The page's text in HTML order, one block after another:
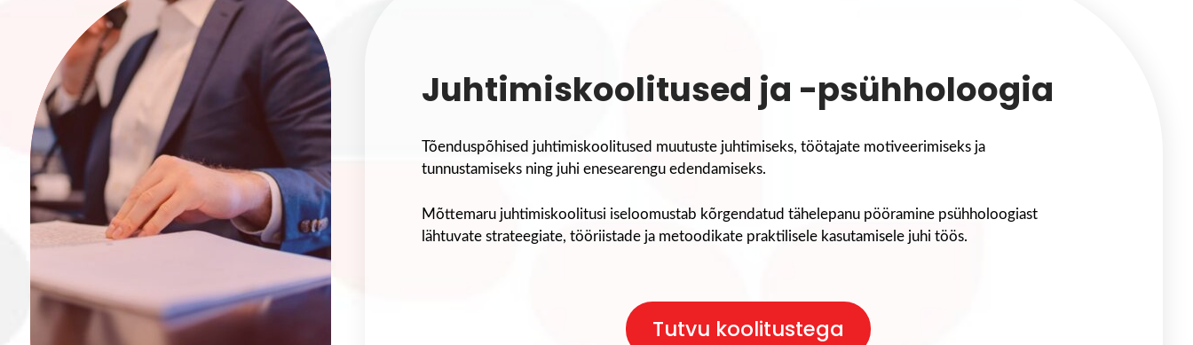
Juhtimiskoolitused ja -psühholoogia
Tõenduspõhised juhtimiskoolitused muutuste juhtimiseks, töötajate motiveerimiseks ja
tunnustamiseks ning juhi enesearengu edendamiseks.
Mõttemaru juhtimiskoolitusi iseloomustab kõrgendatud tähelepanu pööramine psühholoogiast
lähtuvate strateegiate, tööriistade ja metoodikate praktilisele kasutamisele juhi töös.
Tutvu koolitustega